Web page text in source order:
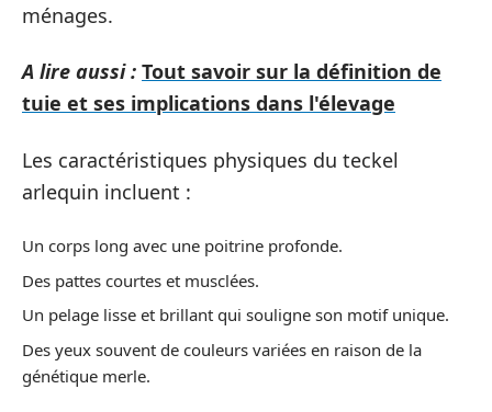
ménages.
A lire aussi : Tout savoir sur la définition de
tuie et ses implications dans l'élevage
Les caractéristiques physiques du teckel
arlequin incluent :
Un corps long avec une poitrine profonde.
Des pattes courtes et musclées.
Un pelage lisse et brillant qui souligne son motif unique.
Des yeux souvent de couleurs variées en raison de la
génétique merle.